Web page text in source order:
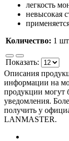
легкость
невысокая
Количество: 1
Показать:
Описания
информации на
продукции могут
уведомления.
получить у
LANMASTER.